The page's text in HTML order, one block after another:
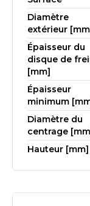
Diamètre
extérieur
Épaisseur du
disque de
[mm]
Épaisseur
minimum
Diamètre du
centrage
Hauteur [mm]